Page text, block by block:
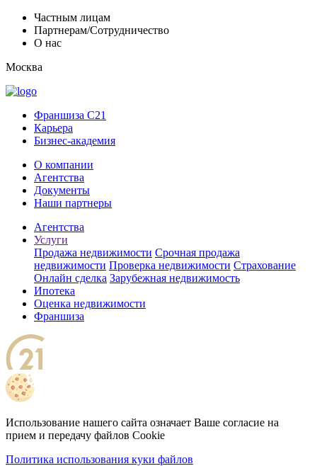
Частным лицам
Партнерам/Сотрудничество
О нас
Москва
Франшиза C21
Карьера
Бизнес-академия
О компании
Агентства
Документы
Наши партнеры
Агентства
Услуги
Продажа недвижимости Срочная продажа
недвижимости Проверка недвижимости Страхование
Онлайн сделка Зарубежная недвижимость
Ипотека
Оценка недвижимости
Франшиза
Использование нашего сайта означает Ваше согласие на
прием и передачу файлов Cookie
Политика использования куки файлов